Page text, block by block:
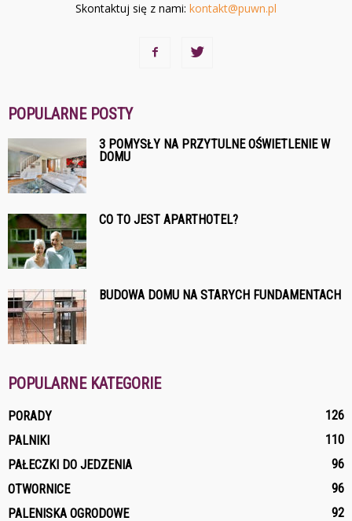
Skontaktuj się z nami: kontakt@puwn.pl
POPULARNE POSTY
3 POMYSŁY NA PRZYTULNE OŚWIETLENIE W
DOMU
CO TO JEST APARTHOTEL?
BUDOWA DOMU NA STARYCH FUNDAMENTACH
POPULARNE KATEGORIE
PORADY
126
PALNIKI
110
PAŁECZKI DO JEDZENIA
96
OTWORNICE
96
PALENISKA OGRODOWE
92